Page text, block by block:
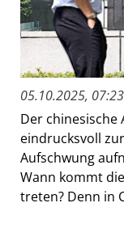
05.10.2025,
Der chinesische
eindrucksvoll
Aufschwung
Wann kommt
treten? Denn in